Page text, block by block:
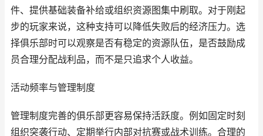
件、提供基础装备补给或组织资源图集中刷取。对于刚起
步的玩家来说，这种支持可以降低失败后的经济压力。选
择俱乐部时可以观察是否有稳定的资源队伍，是否鼓励成
员合理分配战利品，而不是只追求个人收益。
活动频率与管理制度
管理制度完善的俱乐部更容易保持活跃度。例如固定时刻
组织突袭行动、定期举行内部对抗赛或战术训练。合理的